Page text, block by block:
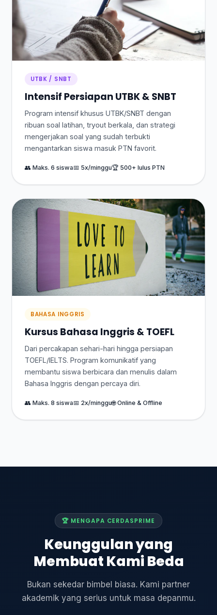
UTBK / SNBT
Intensif Persiapan UTBK & SNBT
Program intensif khusus UTBK/SNBT dengan
ribuan soal latihan, tryout berkala, dan strategi
mengerjakan soal yang sudah terbukti
mengantarkan siswa masuk PTN favorit.
👥 Maks. 6 siswa📅 5x/minggu🏆 500+ lulus PTN
BAHASA INGGRIS
Kursus Bahasa Inggris & TOEFL
Dari percakapan sehari-hari hingga persiapan
TOEFL/IELTS. Program komunikatif yang
membantu siswa berbicara dan menulis dalam
Bahasa Inggris dengan percaya diri.
👥 Maks. 8 siswa📅 2x/minggu🌐 Online & Offline
🏆 MENGAPA CERDASPRIME
Keunggulan yang
Membuat Kami Beda
Bukan sekedar bimbel biasa. Kami partner
akademik yang serius untuk masa depanmu.